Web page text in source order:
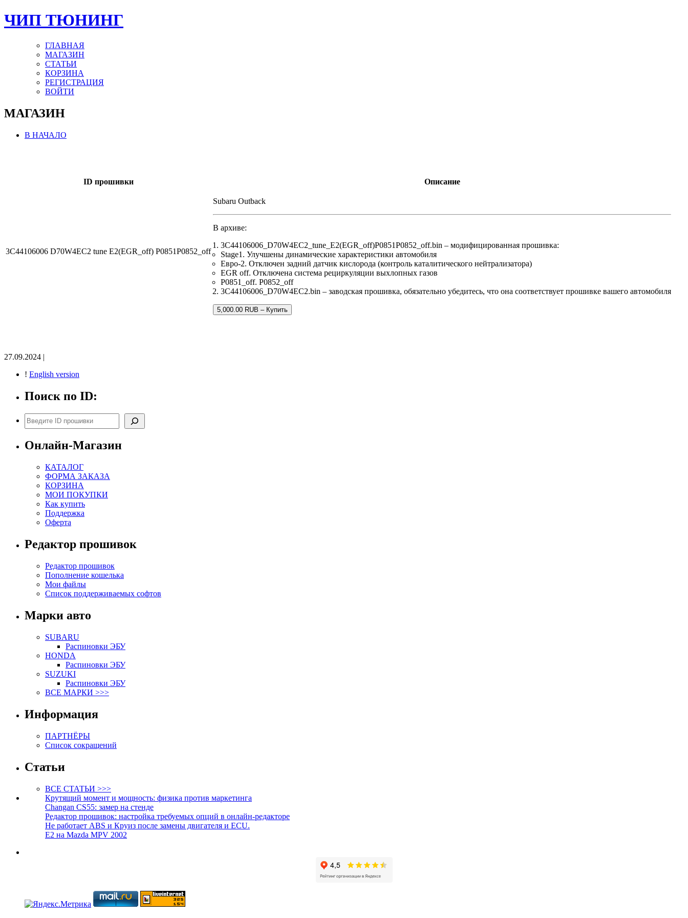
ЧИП ТЮНИНГ
ГЛАВНАЯ
МАГАЗИН
СТАТЬИ
КОРЗИНА
РЕГИСТРАЦИЯ
ВОЙТИ
МАГАЗИН
В НАЧАЛО
ID прошивки Описание
3C44106006 D70W4EC2 tune E2(EGR_off) P0851P0852_off
Subaru Outback
В архиве:
3C44106006_D70W4EC2_tune_E2(EGR_off)P0851P0852_off.bin – модифицированная прошивка:
Stage1. Улучшены динамические характеристики автомобиля
Евро-2. Отключен задний датчик кислорода (контроль каталитического нейтрализатора)
EGR off. Отключена система рециркуляции выхлопных газов
P0851_off. P0852_off
3C44106006_D70W4EC2.bin – заводская прошивка, обязательно убедитесь, что она соответствует прошивке вашего автомобиля
5,000.00 RUB – Купить
27.09.2024 |
! English version
Поиск по ID:
Поиск
Онлайн-Магазин
КАТАЛОГ
ФОРМА ЗАКАЗА
КОРЗИНА
МОИ ПОКУПКИ
Как купить
Поддержка
Оферта
Редактор прошивок
Редактор прошивок
Пополнение кошелька
Мои файлы
Список поддерживаемых софтов
Марки авто
SUBARU
Распиновки ЭБУ
HONDA
Распиновки ЭБУ
SUZUKI
Распиновки ЭБУ
ВСЕ МАРКИ >>>
Информация
ПАРТНЁРЫ
Список сокращений
Статьи
ВСЕ СТАТЬИ >>>
Крутящий момент и мощность: физика против маркетинга
Changan CS55: замер на стенде
Редактор прошивок: настройка требуемых опций в онлайн-редакторе
Не работает ABS и Круиз после замены двигателя и ECU.
E2 на Mazda MPV 2002